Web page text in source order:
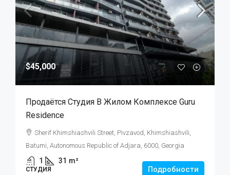
$45,000
Продаётся Студия В Жилом Комплексе Guru
Residence
Sherif Khimshiashvili Street, Pivzavod, Khimshiashvili,
Batumi, Autonomous Republic of Adjara, 6000, Georgia
1 31 m²
СТУДИЯ Подробности